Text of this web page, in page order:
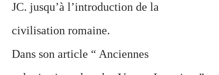
JC. jusqu’à l’introduction de la
civilisation romaine.
Dans son article “ Anciennes